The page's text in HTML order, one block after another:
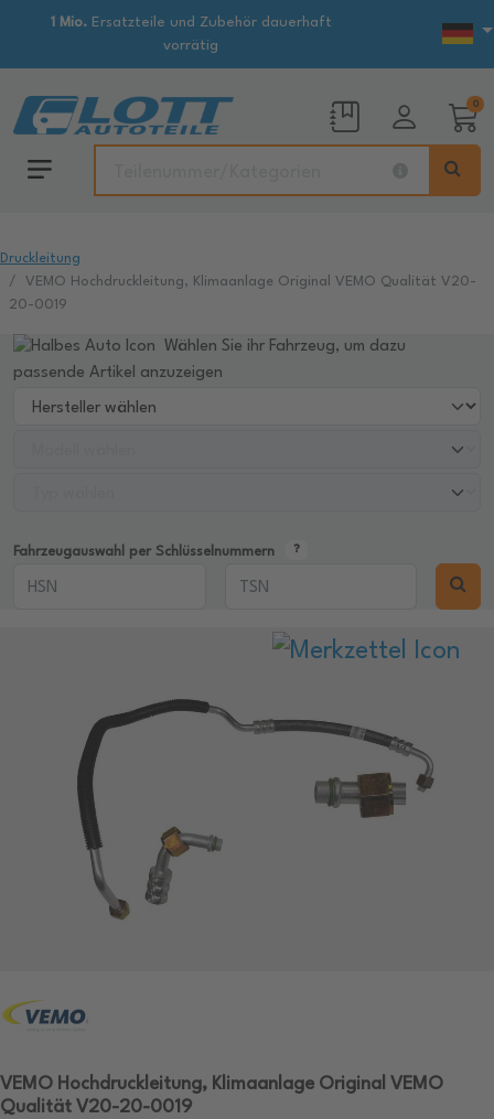
1 Mio.Ersatzteile und Zubehör dauerhaft
vorrätig
0
Druckleitung
VEMO Hochdruckleitung, Klimaanlage Original VEMO Qualität V20-
20-0019
Wählen Sie ihr Fahrzeug, um dazu
passende Artikel anzuzeigen
Fahrzeugauswahl per Schlüsselnummern
VEMO Hochdruckleitung, Klimaanlage Original VEMO
Qualität V20-20-0019